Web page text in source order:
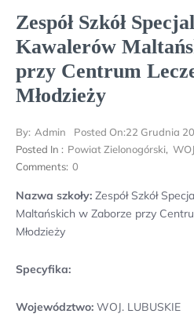
Zespół Szkół
Kawalerów
przy Centrum
Młodzieży
By: Admin Posted On:22 Grudnia
Posted In : Powiat Zielonogórski,
Comments: 0
Nazwa szkoły: Zespół Szkół
Maltańskich w Zaborze przy
Młodzieży
Specyfika:
Województwo: WOJ. LUBUSKIE